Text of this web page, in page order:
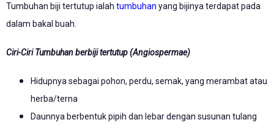
Tumbuhan biji tertutup ialah tumbuhan yang bijinya terdapat pada
dalam bakal buah.
Ciri-Ciri Tumbuhan berbiji tertutup (Angiospermae)
Hidupnya sebagai pohon, perdu, semak, yang merambat atau
herba/terna
Daunnya berbentuk pipih dan lebar dengan susunan tulang